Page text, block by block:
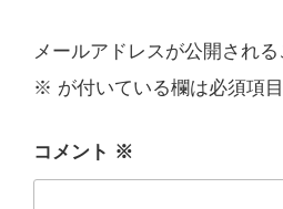
メールアドレスが公開される
※ が付いている欄は必須項
コメント ※